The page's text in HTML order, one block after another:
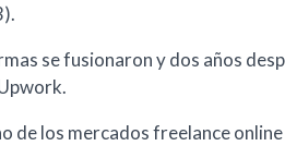
se fusionaron y dos años
de los mercados freelance